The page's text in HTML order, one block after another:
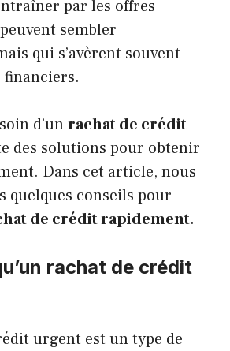
par les offres
sembler
qui s’avèrent souvent
financiers.
d’unrachat de crédit
des solutions pour obtenir
Dans cet article, nous
quelques conseils pour
de crédit rapidement.
rachat de crédit
urgent est un type de